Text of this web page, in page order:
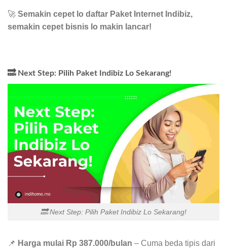
🚀 Semakin cepet lo daftar Paket Internet Indibiz,
semakin cepet bisnis lo makin lancar!
🔜 Next Step: Pilih Paket Indibiz Lo Sekarang!
🔜 Next Step: Pilih Paket Indibiz Lo Sekarang!
📌 Harga mulai Rp 387.000/bulan – Cuma beda tipis dari